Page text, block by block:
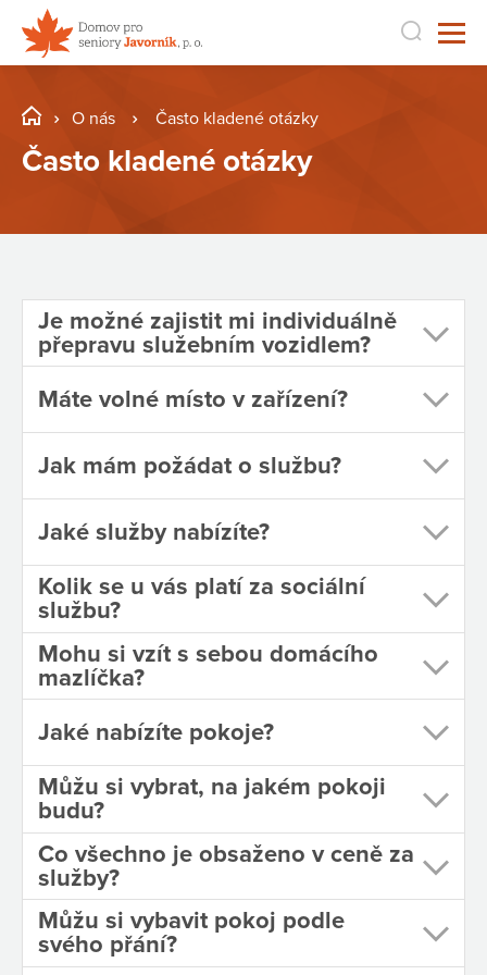
O nás Často kladené otázky
Často kladené otázky
Je možné zajistit mi individuálně
přepravu služebním vozidlem?
Máte volné místo v zařízení?
Podáte žádost o poskytnutí sociální služby +
vyplněný lékařský posudek .
Naše sociální pracovnice provedou sociální
šetření a posoudí Vaši situaci.
zařazen do pořadníku a přijetí je možné ve
chvíli, kdy je volná kapacita.
Jak mám požádat o službu?
Jak požádat o službu
Dokumenty
pro žadatele
Jaké služby nabízíte?
Kolik se u vás platí za sociální
službu?
Mohu si vzít s sebou domácího
mazlíčka?
Jaké nabízíte pokoje?
Můžu si vybrat, na jakém pokoji
budu?
při podání žádosti a před uzavřením smlouvy se
se sociální pracovnicí domlouvají vaše
preference (1–3lůžkový pokoj, místo poskytování
– Javorník 104 / Kobylá nad Vidnavkou 58),
Co všechno je obsaženo v ceně za
služby?
Můžu si vybavit pokoj podle
svého přání?